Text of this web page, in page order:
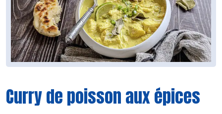
Curry de poisson aux épices